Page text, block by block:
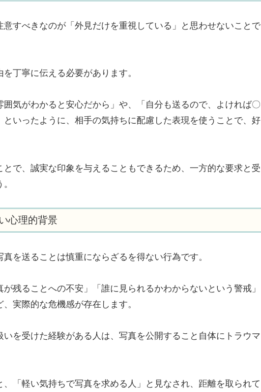
すべきなのが「外見だけを重視している」と思わせないことで
丁寧に伝える必要があります。
気がわかると安心だから」や、「自分も送るので、よければ〇
いったように、相手の気持ちに配慮した表現を使うことで、好
とで、誠実な印象を与えることもできるため、一方的な要求と受
心理的背景
を送ることは慎重にならざるを得ない行為です。
残ることへの不安」「誰に見られるかわからないという警戒」
実際的な危機感が存在します。
を受けた経験がある人は、写真を公開すること自体にトラウマ
「軽い気持ちで写真を求める人」と見なされ、距離を取られて